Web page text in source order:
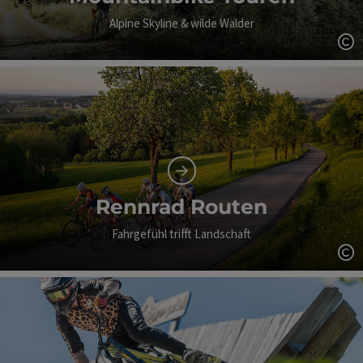
Alpine Skyline & wilde Wälder
Rennrad Routen
Fahrgefühl trifft Landschaft